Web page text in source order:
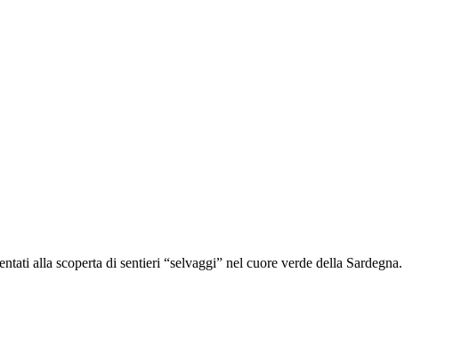
alla scoperta di sentieri “selvaggi” nel cuore verde della Sardegna.